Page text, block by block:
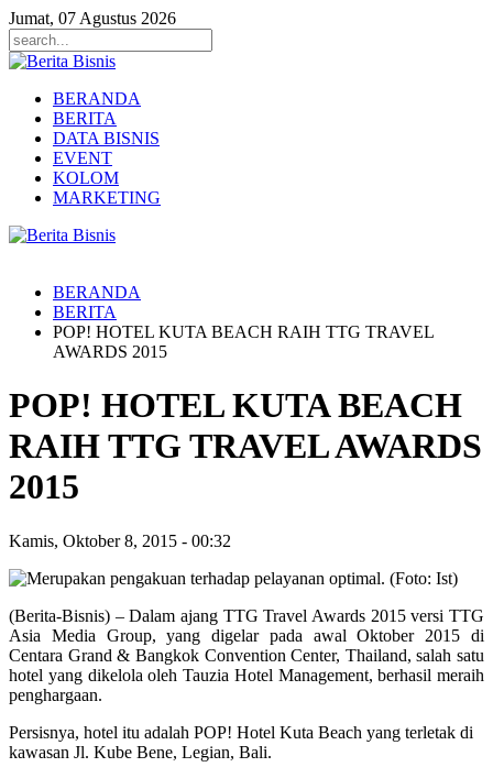
Jumat, 07 Agustus 2026
BERANDA
BERITA
DATA BISNIS
EVENT
KOLOM
MARKETING
BERANDA
BERITA
POP! HOTEL KUTA BEACH RAIH TTG TRAVEL
AWARDS 2015
POP! HOTEL KUTA BEACH
RAIH TTG TRAVEL AWARDS
2015
Kamis, Oktober 8, 2015 - 00:32
(Berita-Bisnis) – Dalam ajang TTG Travel Awards 2015 versi TTG
Asia Media Group, yang digelar pada awal Oktober 2015 di
Centara Grand & Bangkok Convention Center, Thailand, salah satu
hotel yang dikelola oleh Tauzia Hotel Management, berhasil meraih
penghargaan.
Persisnya, hotel itu adalah POP! Hotel Kuta Beach yang terletak di
kawasan Jl. Kube Bene, Legian, Bali.